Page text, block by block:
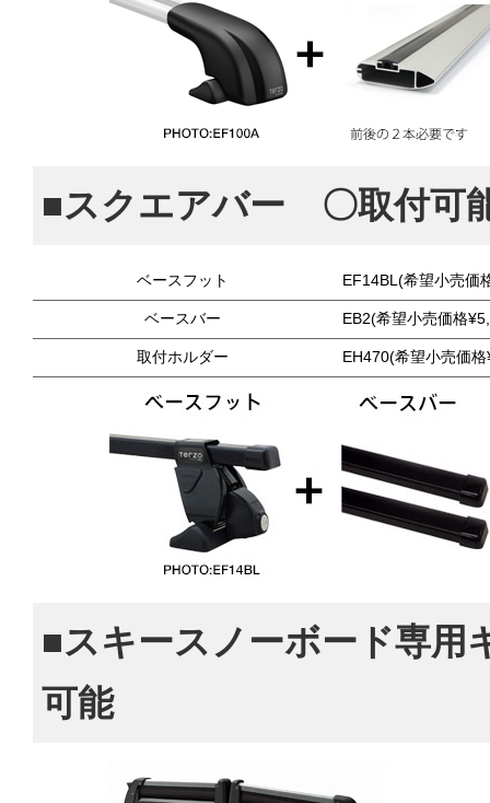
■スクエアバー 〇取付可
ベースフット EF14BL(希望小売価
ベースバー EB2(希望小売価格
取付ホルダー EH470(希望小売価
■スキースノーボード専
可能